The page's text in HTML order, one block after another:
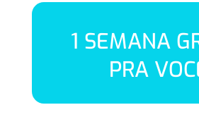
1 SEMANA
PRA